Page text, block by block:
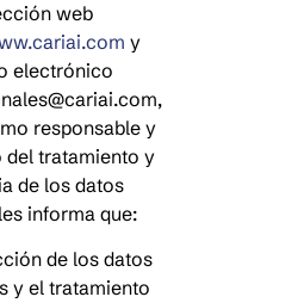
web
y
electrónico
responsable y
del tratamiento y
de los datos
informa que:
de los datos
y el tratamiento